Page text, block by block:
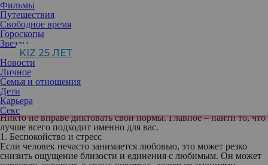
Фильмы
Путешествия
Свободное время
Гороскопы
Звезды
KIZ 25 ЛЕТ
Новости
Личное
Семья и отношения
Дети
Карьера
Секс
сжигать калории.
Интимная близость приятна и полезна для здоровья. Но
некоторые в силу физических проблем, внешних обстоятельств
или идейных соображений отказываются от нее. Может ли
такой отказ навредить физическому здоровью или пошатнуть
состояние психики? Во многом это зависит от срока
воздержания и других обстоятельств.
Если перерыв в интимной жизни продлится достаточно долго,
он может отразиться на физическом состоянии и некоторых
аспектах повседневной жизни.
Важно помнить, что не существует «правильного» количества
интима для всех. Режим половой жизни – это очень личное.
Никто не вправе диктовать свои нормы. Главное – найти то, что
лучше всего подходит именно для вас.
1. Беспокойство и стресс
Если человек нечасто занимается любовью, это может резко
снизить ощущение близости и единения с любимым. Он может